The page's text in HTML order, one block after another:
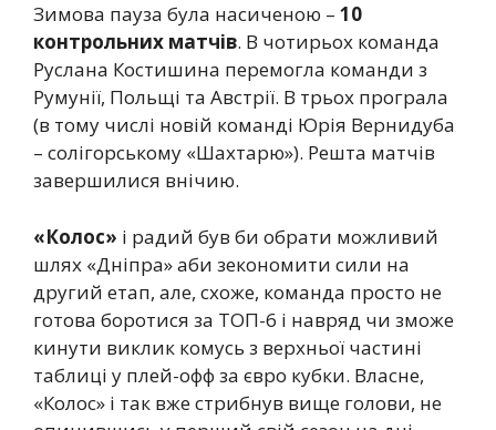
Зимова пауза була насиченою – 10
контрольних матчів. В чотирьох команда
Руслана Костишина перемогла команди з
Румунії, Польщі та Австрії. В трьох програла
(в тому числі новій команді Юрія Вернидуба
– солігорському «Шахтарю»). Решта матчів
завершилися внічию.
«Колос» і радий був би обрати можливий
шлях «Дніпра» аби зекономити сили на
другий етап, але, схоже, команда просто не
готова боротися за ТОП-6 і навряд чи зможе
кинути виклик комусь з верхньої частині
таблиці у плей-офф за євро кубки. Власне,
«Колос» і так вже стрибнув вище голови, не